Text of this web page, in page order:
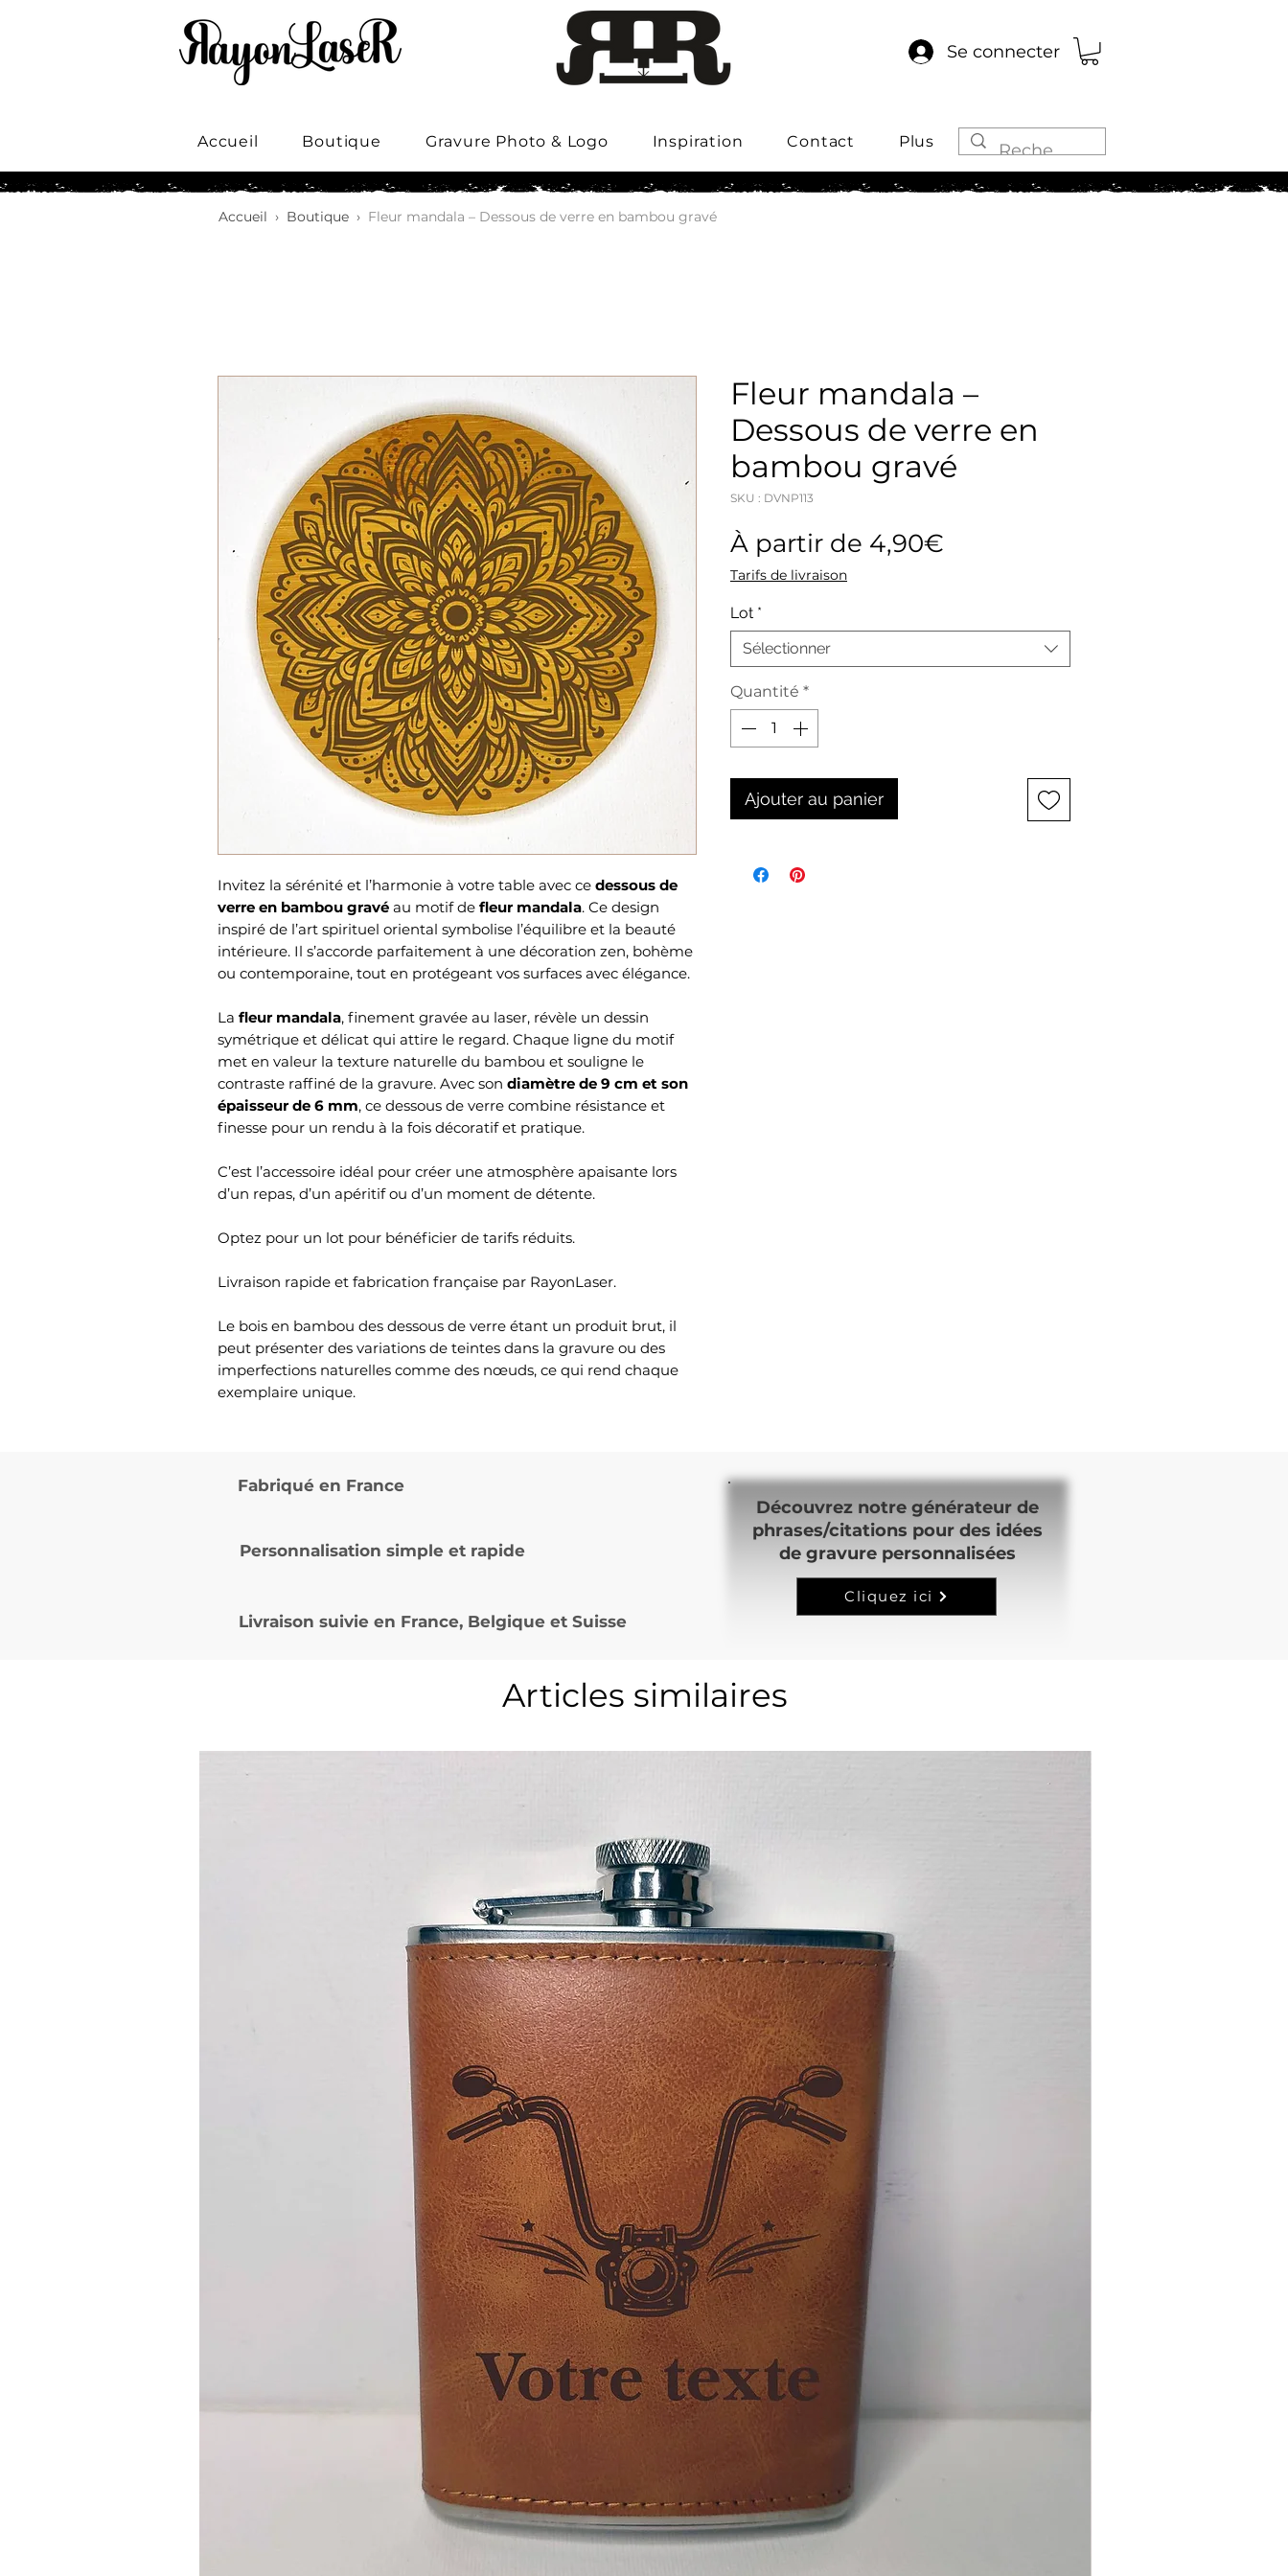
Se connecter
Accueil Boutique Gravure Photo & Logo Inspiration Contact Plus
Accueil › Boutique › Fleur mandala – Dessous de verre en bambou gravé
Invitez la sérénité et l’harmonie à votre table avec ce dessous de
verre en bambou gravé au motif de fleur mandala. Ce design
inspiré de l’art spirituel oriental symbolise l’équilibre et la beauté
intérieure. Il s’accorde parfaitement à une décoration zen, bohème
ou contemporaine, tout en protégeant vos surfaces avec élégance.
La fleur mandala, finement gravée au laser, révèle un dessin
symétrique et délicat qui attire le regard. Chaque ligne du motif
met en valeur la texture naturelle du bambou et souligne le
contraste raffiné de la gravure. Avec son diamètre de 9 cm et son
épaisseur de 6 mm, ce dessous de verre combine résistance et
finesse pour un rendu à la fois décoratif et pratique.
C’est l’accessoire idéal pour créer une atmosphère apaisante lors
d’un repas, d’un apéritif ou d’un moment de détente.
Optez pour un lot pour bénéficier de tarifs réduits.
Livraison rapide et fabrication française par RayonLaser.
Le bois en bambou des dessous de verre étant un produit brut, il
peut présenter des variations de teintes dans la gravure ou des
imperfections naturelles comme des nœuds, ce qui rend chaque
exemplaire unique.
Fleur mandala –
Dessous de verre en
bambou gravé
SKU : DVNP113
À partir de 4,90€
Tarifs de livraison
Lot *
Sélectionner
Quantité *
Ajouter au panier
Fabriqué en France
Personnalisation simple et rapide
Livraison suivie en France, Belgique et Suisse
Découvrez notre générateur de
phrases/citations pour des idées
de gravure personnalisées
Cliquez ici
Articles similaires